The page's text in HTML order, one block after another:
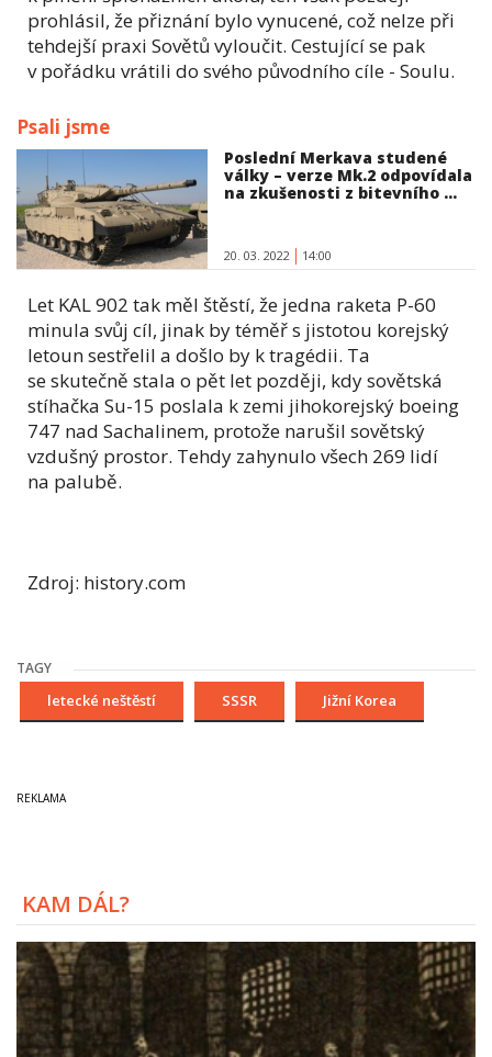
prohlásil, že přiznání bylo vynucené, což nelze při
tehdejší praxi Sovětů vyloučit. Cestující se pak
v pořádku vrátili do svého původního cíle - Soulu.
Psali jsme
Poslední Merkava studené
války – verze Mk.2 odpovídala
na zkušenosti z bitevního ...
20. 03. 2022 14:00
Let KAL 902 tak měl štěstí, že jedna raketa P-60
minula svůj cíl, jinak by téměř s jistotou korejský
letoun sestřelil a došlo by k tragédii. Ta
se skutečně stala o pět let později, kdy sovětská
stíhačka Su-15 poslala k zemi jihokorejský boeing
747 nad Sachalinem, protože narušil sovětský
vzdušný prostor. Tehdy zahynulo všech 269 lidí
na palubě.
Zdroj: history.com
TAGY
letecké neštěstí SSSR Jižní Korea
KAM DÁL?